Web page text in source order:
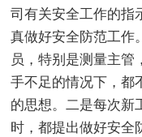
司有关安全工作的指
真做好安全防范工作
员，特别是测量主管
手不足的情况下，都
的思想。二是每次新
时，都提出做好安全